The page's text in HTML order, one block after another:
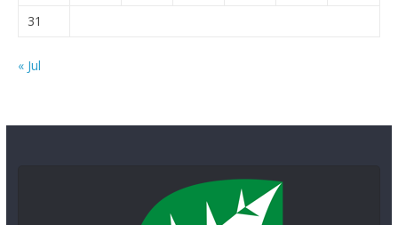
31
« Jul